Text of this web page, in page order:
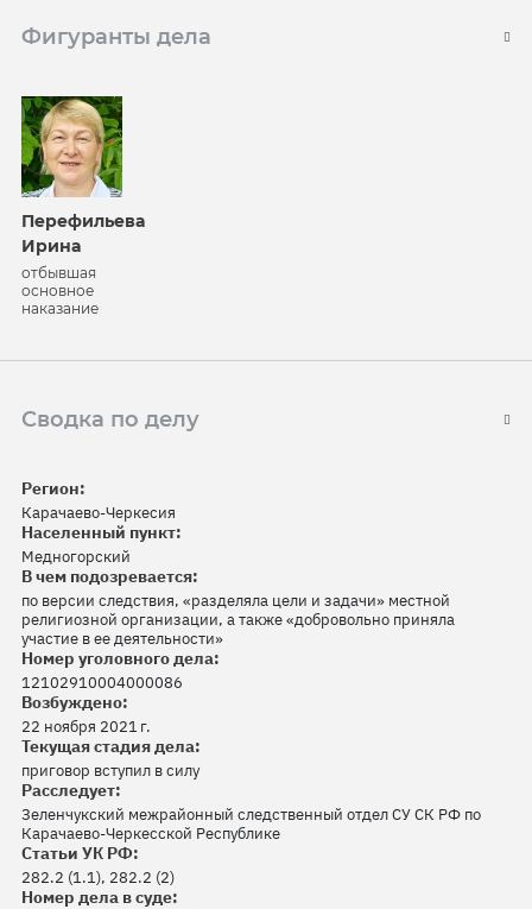
Фигуранты дела
Перефильева
Ирина
отбывшая
основное
наказание
Сводка по делу
Регион:
Карачаево-Черкесия
Населенный пункт:
Медногорский
В чем подозревается:
по версии следствия, «разделяла цели и задачи» местной
религиозной организации, а также «добровольно приняла
участие в ее деятельности»
Номер уголовного дела:
12102910004000086
Возбуждено:
22 ноября 2021 г.
Текущая стадия дела:
приговор вступил в силу
Расследует:
Зеленчукский межрайонный следственный отдел СУ СК РФ по
Карачаево-Черкесской Республике
Статьи УК РФ:
282.2 (1.1), 282.2 (2)
Номер дела в суде: